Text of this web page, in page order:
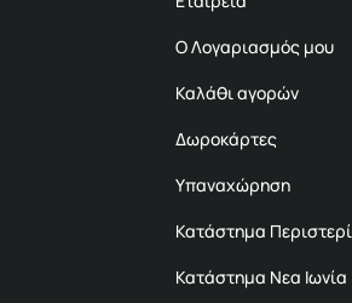
Ο Λογαριασμός μου
Καλάθι αγορών
Δωροκάρτες
Υπαναχώρηση
Κατάστημα
Κατάστημα Νεα Ιωνία